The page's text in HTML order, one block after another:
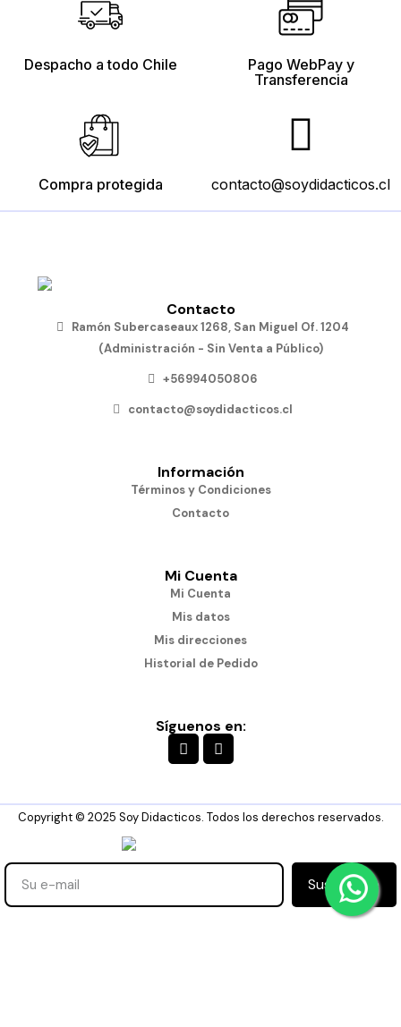
Despacho a todo Chile
Pago WebPay y
Transferencia
Compra protegida contacto@soydidacticos.cl
Contacto
Ramón Subercaseaux 1268, San Miguel Of. 1204
(Administración - Sin Venta a Público)
+56994050806
contacto@soydidacticos.cl
Información
Términos y Condiciones
Contacto
Mi Cuenta
Mi Cuenta
Mis datos
Mis direcciones
Historial de Pedido
Síguenos en:
Copyright © 2025 Soy Didacticos. Todos los derechos reservados.
Suscribirse